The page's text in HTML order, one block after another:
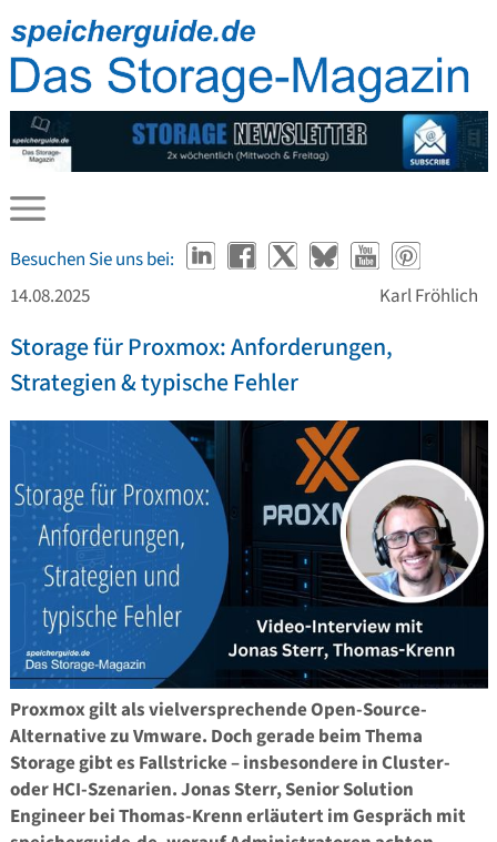
Besuchen Sie uns bei:
14.08.2025
Karl Fröhlich
Storage für Proxmox: Anforderungen,
Strategien & typische Fehler
Proxmox gilt als vielversprechende Open-Source-
Alternative zu Vmware. Doch gerade beim Thema
Storage gibt es Fallstricke – insbesondere in Cluster-
oder HCI-Szenarien. Jonas Sterr,Senior Solution
Engineer bei Thomas-Krenn erläutert im Gespräch mit